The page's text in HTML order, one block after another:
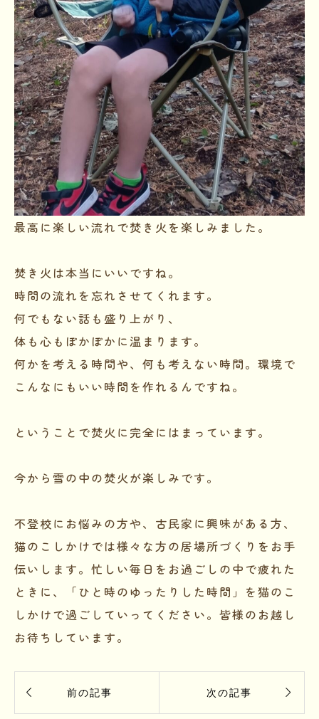
最高に楽しい流れで焚き火を楽しみました。
焚き火は本当にいいですね。
時間の流れを忘れさせてくれます。
何でもない話も盛り上がり、
体も心もぽかぽかに温まります。
何かを考える時間や、何も考えない時間。環境で
こんなにもいい時間を作れるんですね。
ということで焚火に完全にはまっています。
今から雪の中の焚火が楽しみです。
不登校にお悩みの方や、古民家に興味がある方、
猫のこしかけでは様々な方の居場所づくりをお手
伝いします。忙しい毎日をお過ごしの中で疲れた
ときに、「ひと時のゆったりした時間」を猫のこ
しかけで過ごしていってください。皆様のお越し
お待ちしています。
 前の記事 次の記事 